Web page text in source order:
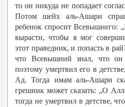
то он никуда не попадает
Потом шейх аль-Ашари
ребенок спросит Всевышнего:
вырасти, чтобы я мог
этот праведник, и попасть в
что Всевышний знал, что он
поэтому умертвил его в
Ад. Тогда имам аль-Ашари
грешник может сказать: „О
тогда не умертвил в детстве,